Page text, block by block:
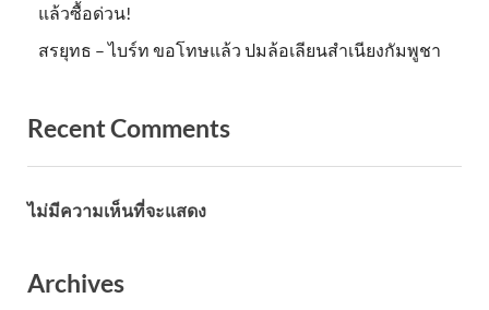
แล้วซื้อด่วน!
สรยุทธ – ไบร์ท ขอโทษแล้ว ปมล้อเลียนสำเนียงกัมพูชา
Recent Comments
ไม่มีความเห็นที่จะแสดง
Archives